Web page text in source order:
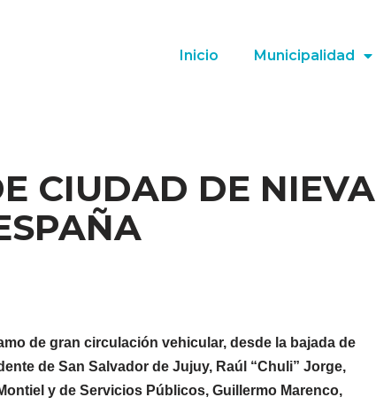
Inicio Municipalidad
CIUDAD DE NIEVA
de gran circulación vehicular, desde la bajada de
de San Salvador de Jujuy, Raúl “Chuli” Jorge,
y de Servicios Públicos, Guillermo Marenco,